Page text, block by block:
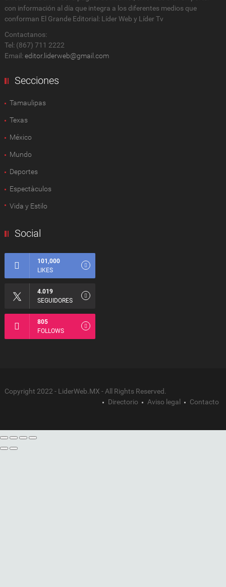
con información al día que integra a los diferentes medios que
conforman El Grande Editorial: Líder Web y Líder Tv
Contactanos:
Tel: (867) 711 2222
Email: editor.liderweb@gmail.com
Secciones
Tamaulipas
Texas
México
Mundo
Deportes
Espectàculos
Vida y Estilo
Social
101,000
LIKES
4.019
SEGUIDORES
805
FOLLOWS
Copyright 2022 - LiderWeb.MX - All Rights Reserved.
Directorio
Aviso legal Contacto